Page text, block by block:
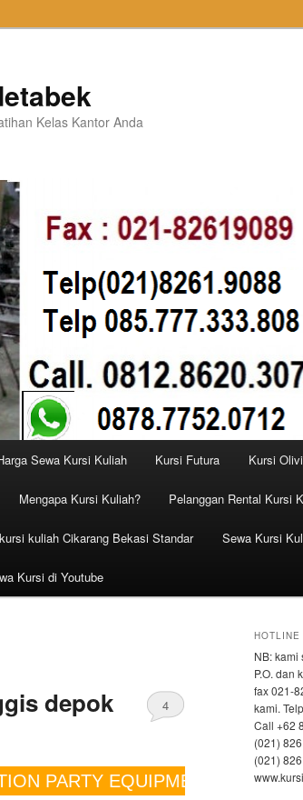
Kelas Kantor Anda
Sewa Kursi Kuliah Kursi Futura Kursi
Mengapa Kursi Kuliah? Pelanggan Rental Kursi
kuliah Cikarang Bekasi Standar Sewa Kursi
Kursi di Youtube
depok 4
EQUIPMENT PELAYANAN
NB:
P.O. dan
fax 021-
kami.
Call +62
(021)
(021)